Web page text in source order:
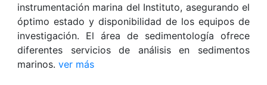
instrumentación marina del Instituto, asegurando el
óptimo estado y disponibilidad de los equipos de
investigación. El área de sedimentología ofrece
diferentes servicios de análisis en sedimentos
marinos. ver más